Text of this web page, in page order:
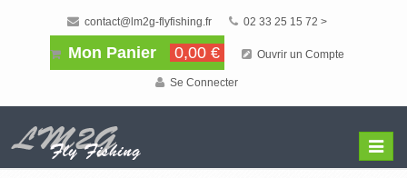
contact@lm2g-flyfishing.fr 02 33 25 15 72 >
Mon Panier 0,00 € Ouvrir un Compte
Se Connecter
Menu